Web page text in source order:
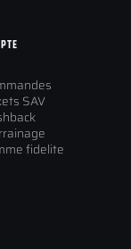
SAV
fidelite